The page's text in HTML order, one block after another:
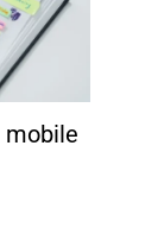
mobile